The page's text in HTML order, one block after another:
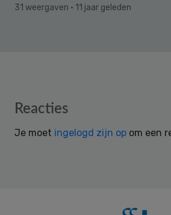
31 weergaven · 11 jaar geleden
Reader
Reacties
Je moet ingelogd zijn op om een